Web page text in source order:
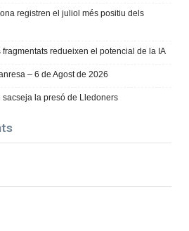
registren el juliol més positiu dels
fragmentats redueixen el potencial de la IA
– 6 de Agost de 2026
la presó de Lledoners